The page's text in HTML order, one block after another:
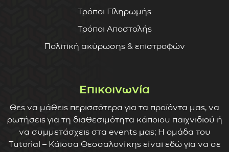
Τρόποι Πληρωμής
Τρόποι Αποστολής
Πολιτική ακύρωσης & επιστροφών
Επικοινωνία
Θες να μάθεις περισσότερα για τα προϊόντα μας, να
ρωτήσεις για τη διαθεσιμότητα κάποιου παιχνιδιού ή
να συμμετάσχεις στα events μας; Η ομάδα του
Tutorial – Κάισσα Θεσσαλονίκης είναι εδώ για να σε